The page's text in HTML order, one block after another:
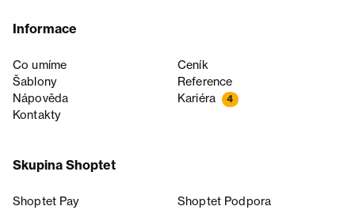
Informace
Co umíme
Ceník
Šablony
Reference
Nápověda
Kariéra 4
Kontakty
Skupina Shoptet
Shoptet Pay
Shoptet Podpora